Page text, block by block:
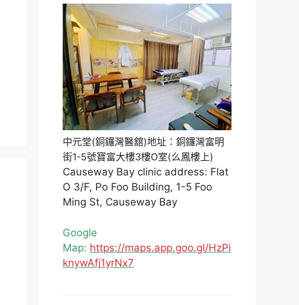
中元堂(銅鑼灣醫舘)地址：銅鑼灣富明
街1-5號寶富大樓3樓O室(么鳳樓上)
Causeway Bay clinic address: Flat
O 3/F, Po Foo Building, 1-5 Foo
Ming St, Causeway Bay
Google
Map: https://maps.app.goo.gl/HzPi
knywAfj1yrNx7